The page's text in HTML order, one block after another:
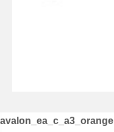
Navigation
avalon_ea_c_a3_orange